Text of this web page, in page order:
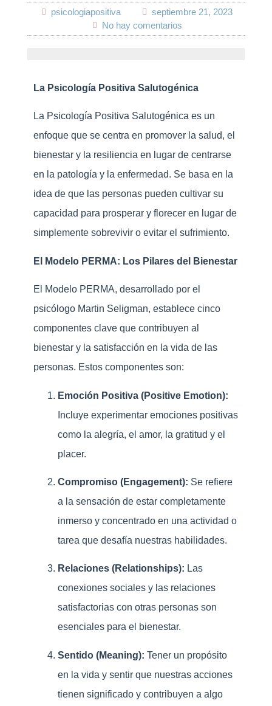
psicologiapositiva
septiembre 21, 2023
No hay comentarios
La Psicología Positiva Salutogénica
La Psicología Positiva Salutogénica es un
enfoque que se centra en promover la salud, el
bienestar y la resiliencia en lugar de centrarse
en la patología y la enfermedad. Se basa en la
idea de que las personas pueden cultivar su
capacidad para prosperar y florecer en lugar de
simplemente sobrevivir o evitar el sufrimiento.
El Modelo PERMA: Los Pilares del Bienestar
El Modelo PERMA, desarrollado por el
psicólogo Martin Seligman, establece cinco
componentes clave que contribuyen al
bienestar y la satisfacción en la vida de las
personas. Estos componentes son:
Emoción Positiva (Positive Emotion):
Incluye experimentar emociones positivas
como la alegría, el amor, la gratitud y el
placer.
Compromiso (Engagement): Se refiere
a la sensación de estar completamente
inmerso y concentrado en una actividad o
tarea que desafía nuestras habilidades.
Relaciones (Relationships): Las
conexiones sociales y las relaciones
satisfactorias con otras personas son
esenciales para el bienestar.
Sentido (Meaning): Tener un propósito
en la vida y sentir que nuestras acciones
tienen significado y contribuyen a algo